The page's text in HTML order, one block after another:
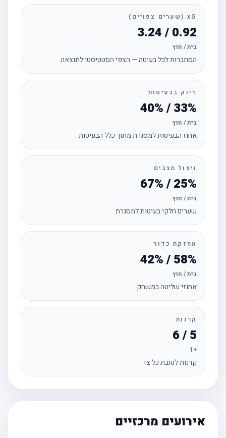
xG (שערים צפויים)
0.92 / 3.24
בית / חוץ
הסתברות לכל בעיטה — הצפי הסטטיסטי לתוצאה
דיוק בבעיטות
33% / 40%
בית / חוץ
אחוז הבעיטות למסגרת מתוך כלל הבעיטות
ניצול מצבים
25% / 67%
בית / חוץ
שערים חלקי בעיטות למסגרת
אחזקת כדור
58% / 42%
בית / חוץ
אחוזי שליטה במשחק
קרנות
קרנות לטובת כל צד
אירועים מרכזיים